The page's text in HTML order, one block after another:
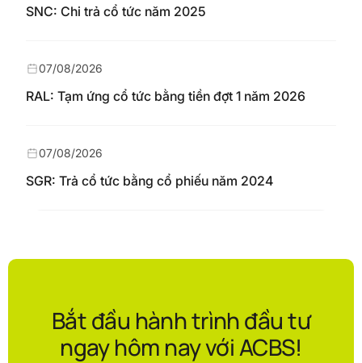
SNC: Chi trả cổ tức năm 2025
RAL: Tạm ứng cổ tức bằng tiền đợt 1 năm 2026
07/08/2026
SGR: Trả cổ tức bằng cổ phiếu năm 2024
07/08/2026
Bắt đầu hành trình đầu tư
ngay hôm nay với ACBS!